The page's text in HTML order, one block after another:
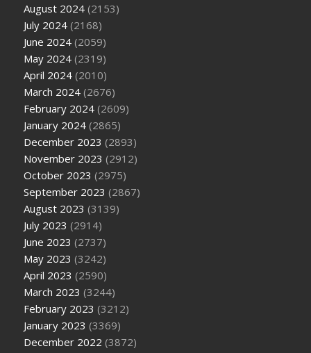
August 2024 (2153)
July 2024 (2168)
June 2024 (2059)
May 2024 (2319)
April 2024 (2010)
March 2024 (2676)
February 2024 (2609)
January 2024 (2865)
December 2023 (2893)
November 2023 (2912)
October 2023 (2975)
September 2023 (2867)
August 2023 (3139)
July 2023 (2914)
June 2023 (2737)
May 2023 (3242)
April 2023 (2590)
March 2023 (3244)
February 2023 (3212)
January 2023 (3369)
December 2022 (3872)